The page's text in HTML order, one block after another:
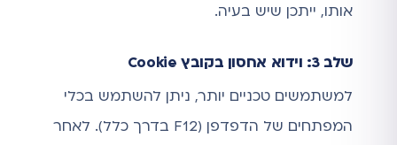
אותו, ייתכן שיש בעיה.
שלב 3: וידוא אחסון בקובץ Cookie
למשתמשים טכניים יותר, ניתן להשתמש בכלי
המפתחים של הדפדפן (F12 בדרך כלל). לאחר